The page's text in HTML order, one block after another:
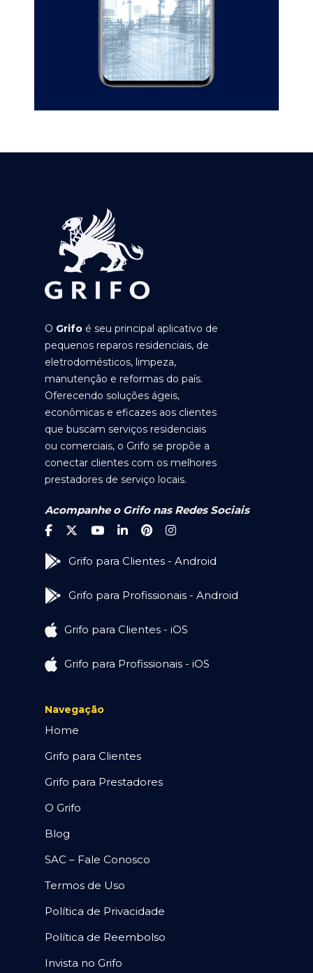
O Grifo é seu principal aplicativo de
pequenos reparos residenciais, de
eletrodomésticos, limpeza,
manutenção e reformas do país.
Oferecendo soluções ágeis,
econômicas e eficazes aos clientes
que buscam serviços residenciais
ou comerciais, o Grifo se propõe a
conectar clientes com os melhores
prestadores de serviço locais.
Acompanhe o Grifo nas Redes Sociais
Grifo para Clientes - Android
Grifo para Profissionais - Android
Grifo para Clientes - iOS
Grifo para Profissionais - iOS
Navegação
Home
Grifo para Clientes
Grifo para Prestadores
O Grifo
Blog
SAC – Fale Conosco
Termos de Uso
Política de Privacidade
Política de Reembolso
Invista no Grifo